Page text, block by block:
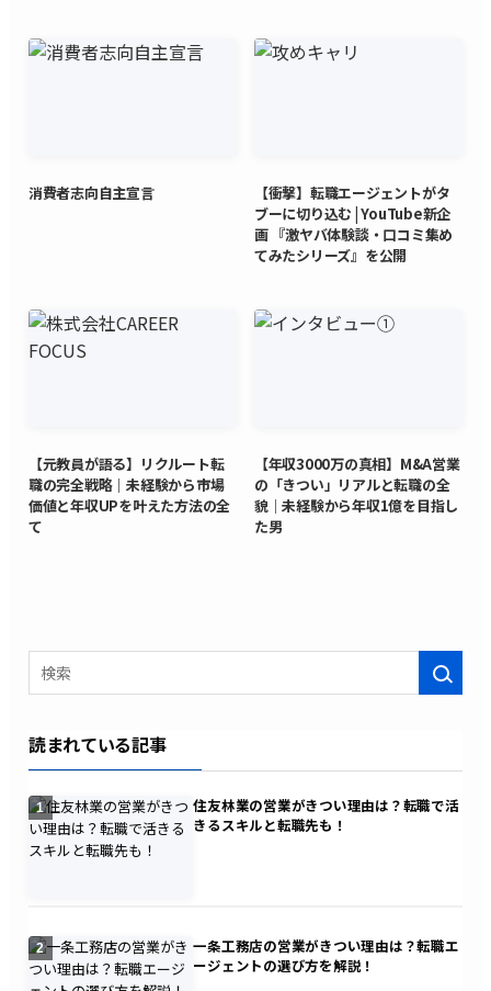
消費者志向自主宣言
【衝撃】転職エージェントがタ
ブーに切り込む | YouTube新企
画 『激ヤバ体験談・口コミ集め
てみたシリーズ』を公開
【元教員が語る】リクルート転
職の完全戦略｜未経験から市場
価値と年収UPを叶えた方法の全
て
【年収3000万の真相】M&A営業
の「きつい」リアルと転職の全
貌｜未経験から年収1億を目指し
た男
検索
読まれている記事
1
住友林業の営業がきつい理由は？転職で活
きるスキルと転職先も！
2
一条工務店の営業がきつい理由は？転職エ
ージェントの選び方を解説！